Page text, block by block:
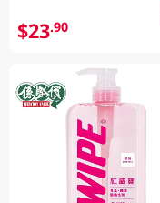
$23.90